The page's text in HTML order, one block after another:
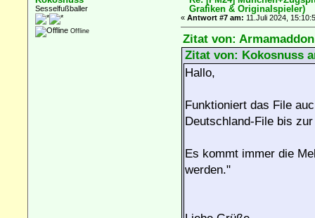
Sesselfußballer
Offline
Grafiken & Originalspieler)
« Antwort #7 am: 11.Juli 2024,
Zitat von:
Zitat von: Kokosnuss
Hallo,
Funktioniert das File
Deutschland-File bis
Es kommt immer die
werden."